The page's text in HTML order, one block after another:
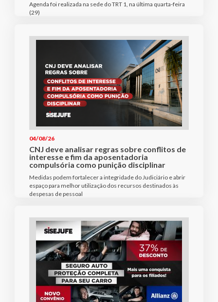
Agenda foi realizada na sede do TRT 1, na última quarta-feira
(29)
04/08/26
CNJ deve analisar regras sobre conflitos de
interesse e fim da aposentadoria
compulsória como punição disciplinar
Medidas podem fortalecer a integridade do Judiciário e abrir
espaço para melhor utilização dos recursos destinados às
despesas de pessoal